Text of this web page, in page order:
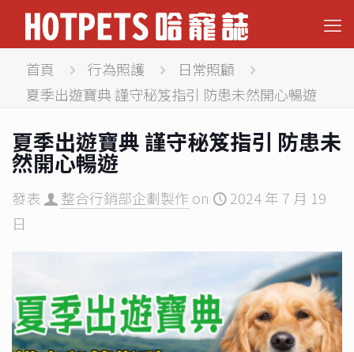
首頁 行為照護
日常照顧
夏季出遊寶典 謹守秘笈指引 防患未然開心暢遊
夏季出遊寶典 謹守秘笈指引 防患未
然開心暢遊
發表 整合行銷部企劃製作 on
2024 年 7 月 19
日